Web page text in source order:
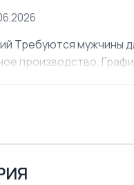
Требуются мужчины
производство.